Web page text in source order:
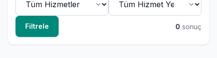
Filtrele 0 sonuç